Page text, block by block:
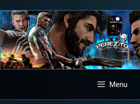
Aller
au
contenu
Menu